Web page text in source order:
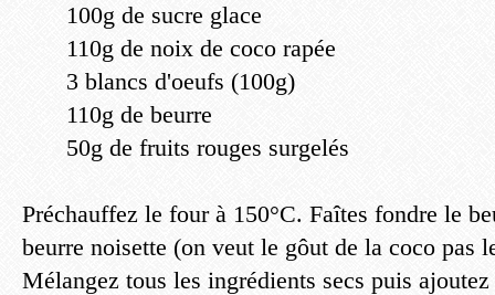
100g de sucre glace
110g de noix de coco rapée
3 blancs d'oeufs (100g)
110g de beurre
50g de fruits rouges surgelés
Préchauffez le four à 150°C. Faîtes fondre le
beurre noisette (on veut le gôut de la coco pas
Mélangez tous les ingrédients secs puis